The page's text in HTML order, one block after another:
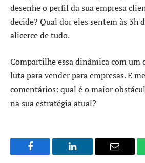
desenhe o perfil da sua empresa
decide? Qual dor eles sentem às 3h
alicerce de tudo.
Compartilhe essa dinâmica com um
luta para vender para empresas. E
comentários: qual é o maior
na sua estratégia atual?
Facebook LinkedIn Email